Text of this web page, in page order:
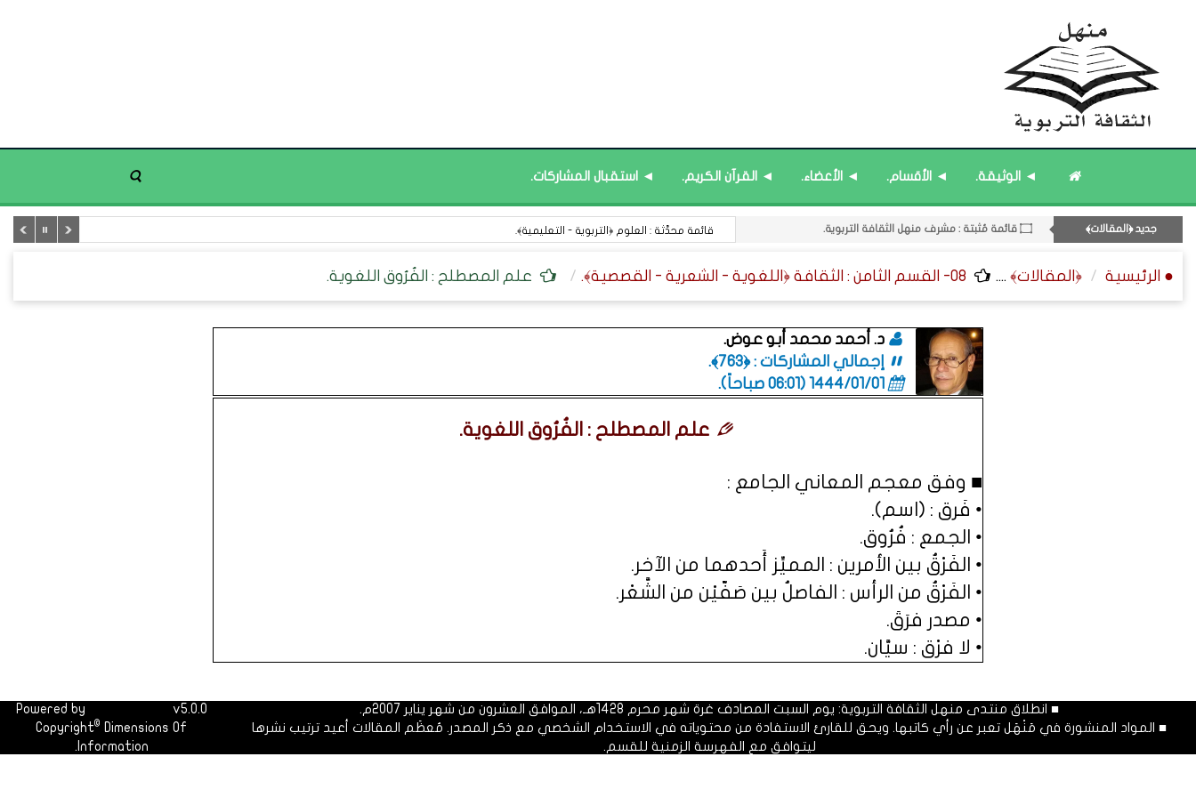
◄ الوثيقة. ◄ الأقسام. ◄ الأعضاء. ◄ القرآن الكريم. ◄ استقبال المشاركات.
جديد ﴿المقالات﴾ ۝ قائمة مُثبتة : مشرف منهل الثقافة التربوية.
۝ قائمة مُحدَّثة : مختارات من ﴿جديد﴾ المشاركات.
قائمة محدَّثة : العلوم ﴿التربوية - التعليمية﴾.
● الرئيسية ﴿المقالات﴾ .... 08- القسم الثامن : الثقافة ﴿اللغوية - الشعرية - القصصية﴾. علم المصطلح : الفُرُوق اللغوية.
د. أحمد محمد أبو عوض.
إجمالي المشاركات : ﴿763﴾.
1444/01/01 (06:01 صباحاً)
.
علم المصطلح : الفُرُوق اللغوية.
■ وفق معجم المعاني الجامع :
• فَرق : (اسم).
• الجمع : فُرُوق.
• الفَرْقُ بين الأمرين : المميِّز أَحدهما من الآخر.
• الفَرْقُ من الرأس : الفاصلُ بين صَفّيْن من الشَّعْر.
• مصدر فرَقَ.
• لا فرْق : سيَّان.
■ انطلاق منتدى منهل الثقافة التربوية: يوم السبت المصادف غرة شهر محرم 1428هـ، الموافق العشرون من شهر يناير 2007م.
■ المواد المنشورة في مَنْهَل تعبر عن رأي كاتبها. ويحق للقارئ الاستفادة من محتوياته في الاستخدام الشخصي مع ذكر المصدر. مُعظَم المقالات أعيد ترتيب نشرها
ليتوافق مع الفهرسة الزمنية للقسم.
Powered by
v5.0.0
Copyright© Dimensions Of
Information.